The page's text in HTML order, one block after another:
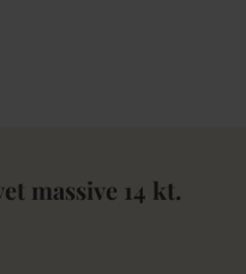
massive 14 kt.